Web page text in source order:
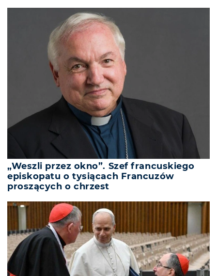
„Weszli przez okno”. Szef francuskiego
episkopatu o tysiącach Francuzów
proszących o chrzest